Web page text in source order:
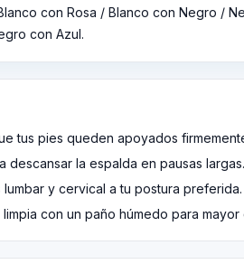
con Rosa / Blanco con Negro /
con Azul.
tus pies queden apoyados
descansar la espalda en pausas largas.
lumbar y cervical a tu postura preferida.
con un paño húmedo para mayor